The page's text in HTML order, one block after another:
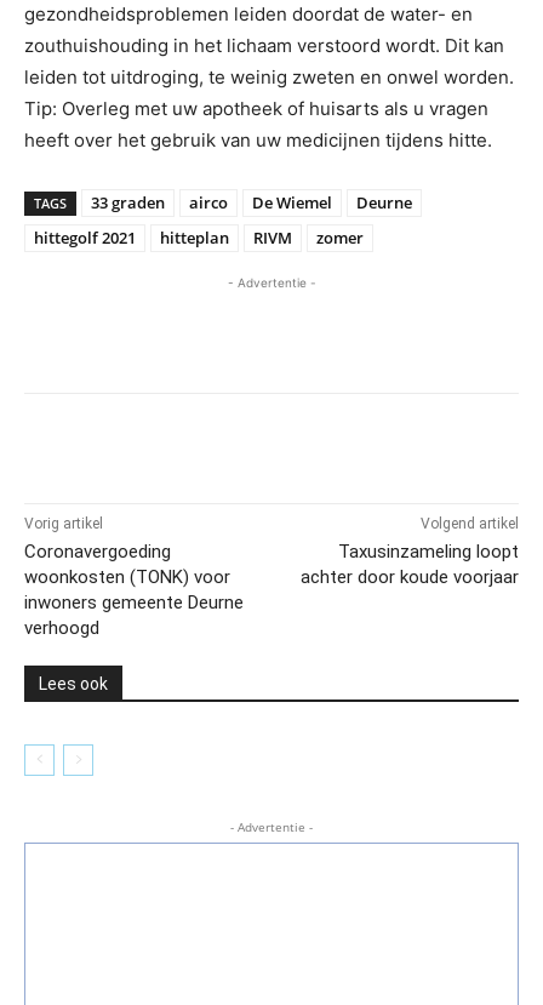
gezondheidsproblemen leiden doordat de water- en
zouthuishouding in het lichaam verstoord wordt. Dit kan
leiden tot uitdroging, te weinig zweten en onwel worden.
Tip: Overleg met uw apotheek of huisarts als u vragen
heeft over het gebruik van uw medicijnen tijdens hitte.
TAGS 33 graden airco De Wiemel
Deurne
hittegolf 2021
hitteplan RIVM zomer
- Advertentie -
Vorig artikel
Coronavergoeding
woonkosten (TONK) voor
inwoners gemeente Deurne
verhoogd
Volgend artikel
Taxusinzameling loopt
achter door koude voorjaar
Lees ook
- Advertentie -